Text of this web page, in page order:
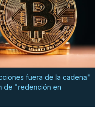
fuera de la cadena"
de "redención en